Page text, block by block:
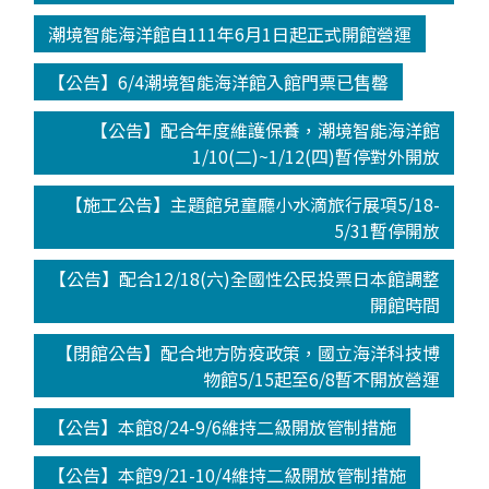
潮境智能海洋館自111年6月1日起正式開館營運
【公告】6/4潮境智能海洋館入館門票已售罄
【公告】配合年度維護保養，潮境智能海洋館
1/10(二)~1/12(四)暫停對外開放
【施工公告】主題館兒童廳小水滴旅行展項5/18-
5/31暫停開放
【公告】配合12/18(六)全國性公民投票日本館調整
開館時間
【閉館公告】配合地方防疫政策，國立海洋科技博
物館5/15起至6/8暫不開放營運
【公告】本館8/24-9/6維持二級開放管制措施
【公告】本館9/21-10/4維持二級開放管制措施